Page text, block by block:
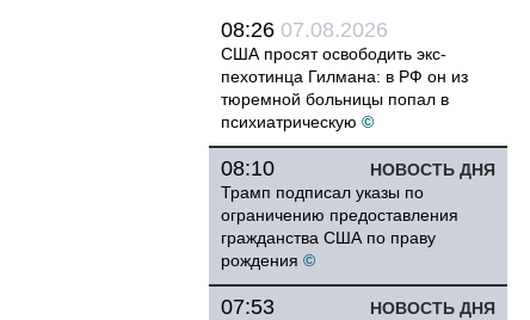
08:26 07.08.2026
США просят освободить экс-
пехотинца Гилмана: в РФ он из
тюремной больницы попал в
психиатрическую ©
НОВОСТЬ ДНЯ
08:10
Трамп подписал указы по
ограничению предоставления
гражданства США по праву
рождения ©
НОВОСТЬ ДНЯ
07:53